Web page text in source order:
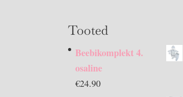
Tooted
Beebikomplekt 4.
osaline
€24.90